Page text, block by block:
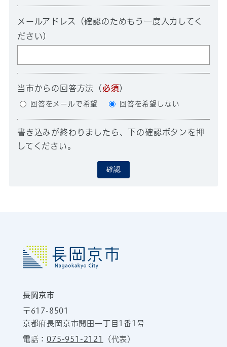
メールアドレス（確認のためもう一度入力してく
ださい）
当市からの回答方法 （必須）
回答をメールで希望 回答を希望しない
書き込みが終わりましたら、下の確認ボタンを押
してください。
確認
長岡京市
〒617-8501
京都府長岡京市開田一丁目1番1号
電話：075-951-2121
（代表）